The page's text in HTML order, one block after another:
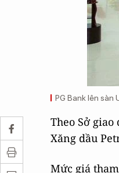
PG Bank lên sàn
Theo Sở
Xăng dầu
Mức giá